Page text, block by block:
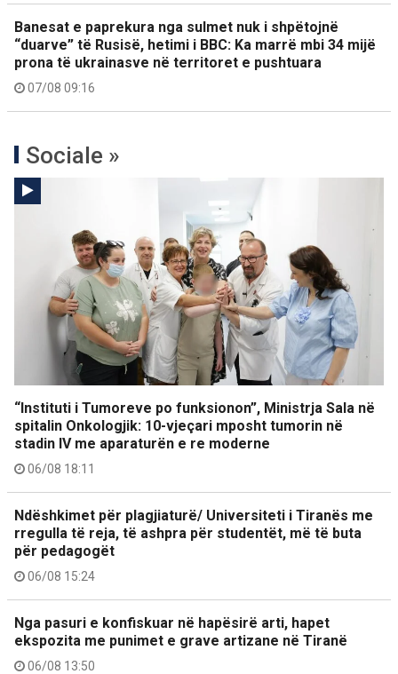
Banesat e paprekura nga sulmet nuk i shpëtojnë
“duarve” të Rusisë, hetimi i BBC: Ka marrë mbi 34 mijë
prona të ukrainasve në territoret e pushtuara
07/08 09:16
Sociale »
“Instituti i Tumoreve po funksionon”, Ministrja Sala në
spitalin Onkologjik: 10-vjeçari mposht tumorin në
stadin IV me aparaturën e re moderne
06/08 18:11
Ndëshkimet për plagjiaturë/ Universiteti i Tiranës me
rregulla të reja, të ashpra për studentët, më të buta
për pedagogët
06/08 15:24
Nga pasuri e konfiskuar në hapësirë arti, hapet
ekspozita me punimet e grave artizane në Tiranë
06/08 13:50